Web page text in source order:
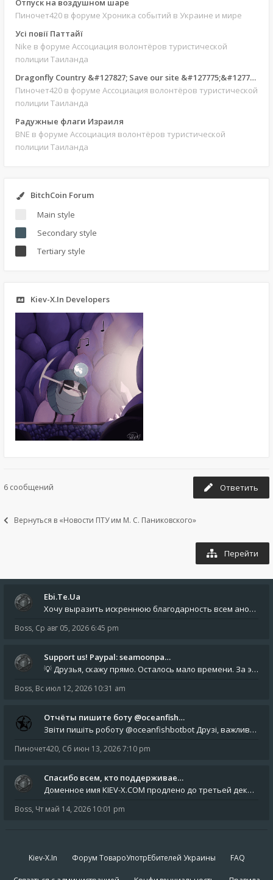
Пиночет420 в форуме Хроника событий в Украине и мире
Усі повії Паттайї
Nike в форуме Ассоциация волонтёров туристической
полиции Таиланда
Dragonfly Country &#127827; Save our site &#127775;&#127769;
Пиночет420 в форуме Ассоциация волонтёров туристической
полиции Таиланда
Радужные флаги Израиля
BNE в форуме Ассоциация волонтёров туристической
полиции Таиланда
BitchCoin Forum
Main style
Secondary style
Tertiary style
Kiev-X.In Developers
6 сообщений Ответить
Вернуться в «Новости ПТУ им М. С. Паниковского»
Перейти
Ebi.Te.Ua
Хочу выразить искреннюю благодарность всем анонимным пользователям, которые поддержали наше сообщество финансово. Благод
Boss, Ср авг 05, 2026 6:45 pm
Support us! Paypal: seamoonpa…
💡 Друзья, скажу прямо. Осталось мало времени. За это время нам нужно закрыть последние обязательные расходы: около 500
Boss, Вс июл 12, 2026 10:31 am
Отчёты пишите боту @oceanfish…
Звіти пишіть роботу @oceanfishbotbot Друзі, важливе повідомлення для учасників форума. Основне звернення опублікован
Пиночет420, Сб июн 13, 2026 7:10 pm
Спасибо всем, кто поддерживае…
Доменное имя KIEV-X.COM продлено до третьей декады августа 2027 года! Спасибо всем анонимным пользователям, которые по
Boss, Чт май 14, 2026 10:01 pm
Kiev-X.In Форум ТовароУпотрЕбителей Украины FAQ